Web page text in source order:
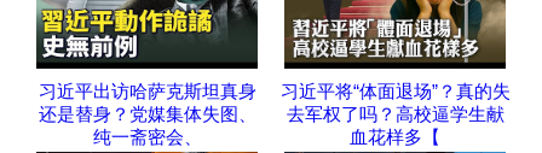
习近平出访哈萨克斯坦真身
还是替身？党媒集体失图、
纯一斋密会、
习近平将“体面退场”？真的失
去军权了吗？高校逼学生献
血花样多【